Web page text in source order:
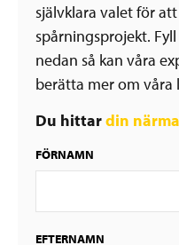
självklara valet för
spårningsprojekt.
nedan så kan våra
berätta mer om våra
Du hittardin
FÖRNAMN
EFTERNAMN